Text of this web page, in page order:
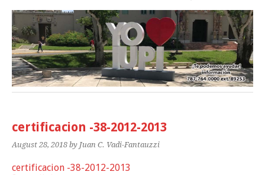
certificacion -38-2012-2013
August 28, 2018 by Juan C. Vadi-Fantauzzi
certificacion -38-2012-2013